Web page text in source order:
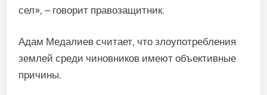
сел», – говорит правозащитник.
Адам Медалиев считает, что злоупотребления
землей среди чиновников имеют объективные
причины.